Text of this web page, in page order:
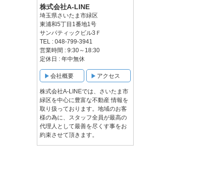
株式会社A-LINE
埼玉県さいたま市緑区
東浦和5丁目1番地1号
サンパティックビル3Ｆ
TEL : 048-799-3941
営業時間 : 9:30～18:30
定休日 : 年中無休
会社概要 アクセス
株式会社A-LINEでは、さいたま市
緑区を中心に豊富な不動産 情報を
取り扱っております。地域のお客
様の為に、スタッフ全員が最高の
代理人として最善を尽くす事をお
約束させて頂きます。